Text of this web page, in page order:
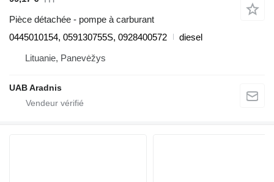
Pièce détachée - pompe à carburant
0445010154, 059130755S, 0928400572
diesel
Lituanie, Panevėžys
UAB Aradnis